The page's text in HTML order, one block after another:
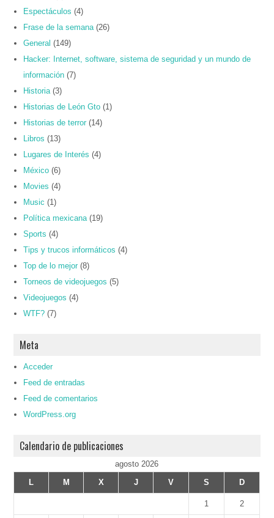
Espectáculos (4)
Frase de la semana (26)
General (149)
Hacker: Internet, software, sistema de seguridad y un mundo de
información (7)
Historia (3)
Historias de León Gto (1)
Historias de terror (14)
Libros (13)
Lugares de Interés (4)
México (6)
Movies (4)
Music (1)
Política mexicana (19)
Sports (4)
Tips y trucos informáticos (4)
Top de lo mejor (8)
Torneos de videojuegos (5)
Videojuegos (4)
WTF? (7)
Meta
Acceder
Feed de entradas
Feed de comentarios
WordPress.org
Calendario de publicaciones
agosto 2026
L
M X J V S D
1 2